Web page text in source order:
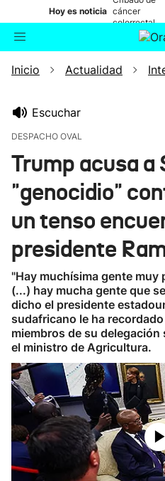
Hoy es noticia cáncer
colorrectal
Buscador
Inicio Actualidad
Escuchar
DESPACHO OVAL
Trump acusa a
"genocidio"
un tenso
presidente
"Hay muchísima gente
(...) hay mucha gente que
dicho el presidente
sudafricano le ha
miembros de su
el ministro de Agricultura.